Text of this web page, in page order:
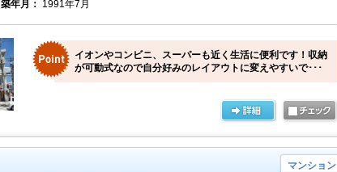
築年月： 1991年7月
イオンやコンビニ、スーパーも近く生活に便利です！収納
が可動式なので自分好みのレイアウトに変えやすいで･･･
マンション